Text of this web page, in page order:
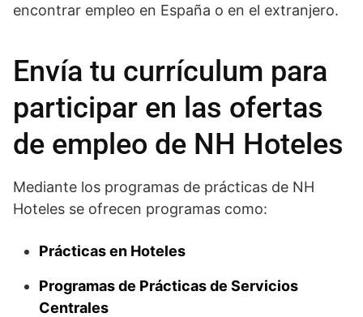
encontrar empleo en España o en el extranjero.
Envía tu currículum para
participar en las ofertas
de empleo de NH Hoteles
Mediante los programas de prácticas de NH
Hoteles se ofrecen programas como:
Prácticas en Hoteles
Programas de Prácticas de Servicios
Centrales